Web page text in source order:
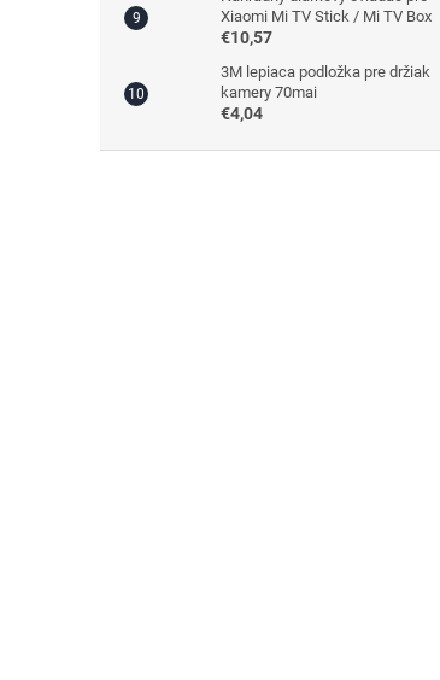
Xiaomi Mi TV Stick / Mi TV Box
€10,57
3M lepiaca podložka pre držiak
kamery 70mai
€4,04